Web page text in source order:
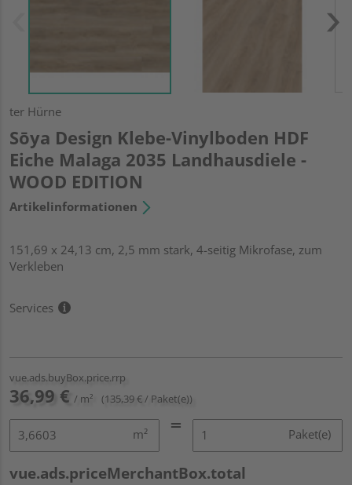
ter Hürne
Sōya Design Klebe-Vinylboden HDF
Eiche Malaga 2035 Landhausdiele -
WOOD EDITION
Artikelinformationen
151,69 x 24,13 cm, 2,5 mm stark, 4-seitig Mikrofase, zum
Verkleben
Services
vue.ads.buyBox.price.rrp
36,99 € / m² (135,39 € / Paket(e))
m² Paket(e)
vue.ads.priceMerchantBox.total